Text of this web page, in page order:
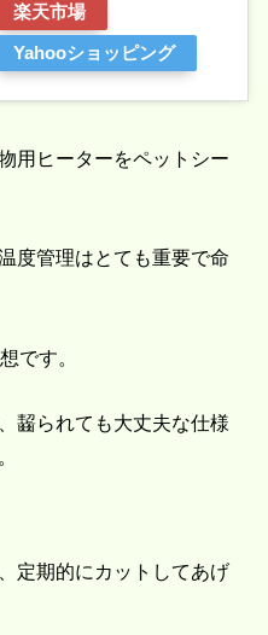
楽天市場
Yahooショッピング
用ヒーターをペットシー
度管理はとても重要で命
です。
齧られても大丈夫な仕様
定期的にカットしてあげ